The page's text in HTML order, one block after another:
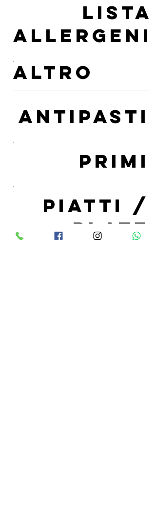
LISTA
ALLERGENI
Altro
ANTIPASTI
PRIMI
PIATTI /
PLATE